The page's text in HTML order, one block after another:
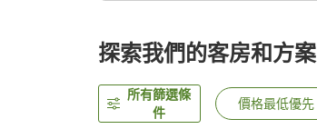
探索我們的客房和方案
所有篩選條
件
價格最低優先